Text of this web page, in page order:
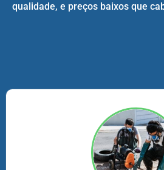
qualidade, e preços baixos que